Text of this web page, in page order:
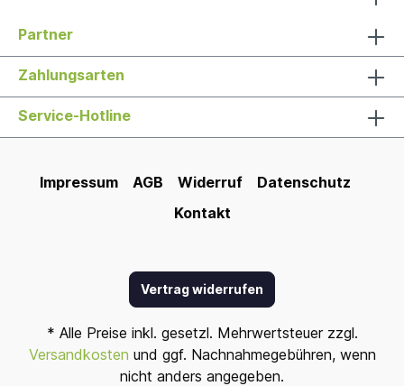
Partner
Zahlungsarten
Service-Hotline
Impressum AGB Widerruf
Datenschutz
Kontakt
Vertrag widerrufen
* Alle Preise inkl. gesetzl. Mehrwertsteuer zzgl.
Versandkosten und ggf. Nachnahmegebühren, wenn
nicht anders angegeben.